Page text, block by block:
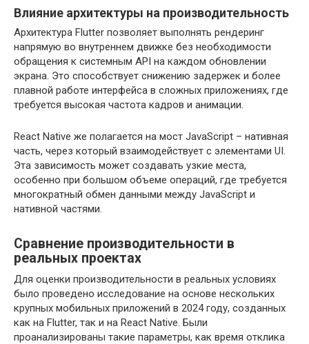
Влияние архитектуры на производительность
Архитектура Flutter позволяет выполнять рендеринг
напрямую во внутреннем движке без необходимости
обращения к системным API на каждом обновлении
экрана. Это способствует снижению задержек и более
плавной работе интерфейса в сложных приложениях, где
требуется высокая частота кадров и анимации.
React Native же полагается на мост JavaScript – нативная
часть, через который взаимодействует с элементами UI.
Эта зависимость может создавать узкие места,
особенно при большом объеме операций, где требуется
многократный обмен данными между JavaScript и
нативной частями.
Сравнение производительности в
реальных проектах
Для оценки производительности в реальных условиях
было проведено исследование на основе нескольких
крупных мобильных приложений в 2024 году, созданных
как на Flutter, так и на React Native. Были
проанализированы такие параметры, как время отклика